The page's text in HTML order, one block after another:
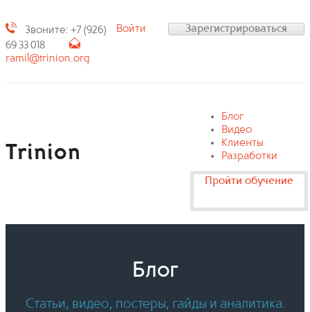
Звоните: +7 (926)
69 33 018
ramil@trinion.org
Войти Зарегистрироваться
Trinion
Блог
Видео
Клиенты
Разработки
Пройти обучение
Блог
Статьи, видео, постеры, гайды и аналитика.